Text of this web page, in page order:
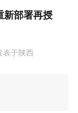
新部署再授
表于陕西